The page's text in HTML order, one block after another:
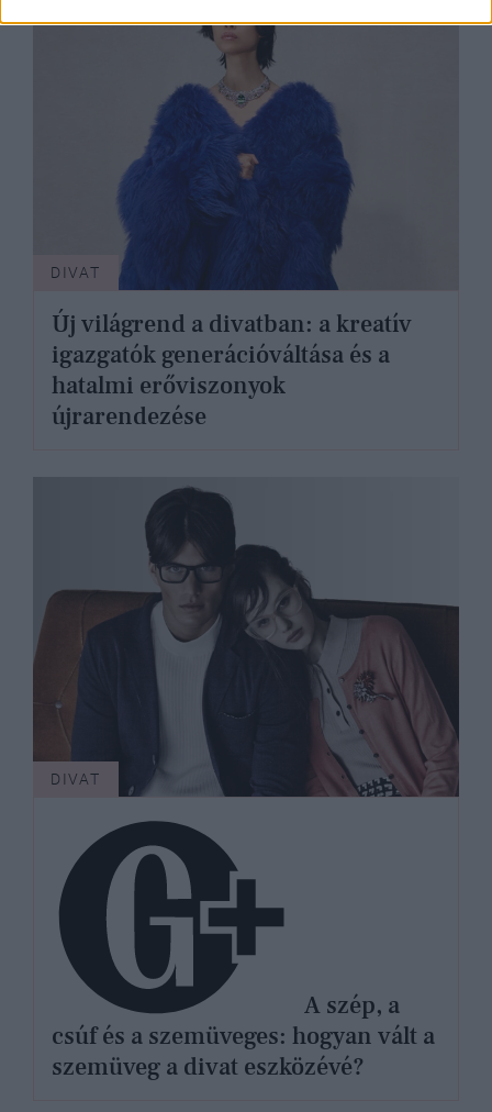
DIVAT
Új világrend a divatban: a kreatív
igazgatók generációváltása és a
hatalmi erőviszonyok
újrarendezése
DIVAT
csúf és a szemüveges: hogyan vált a
szemüveg a divat eszközévé?